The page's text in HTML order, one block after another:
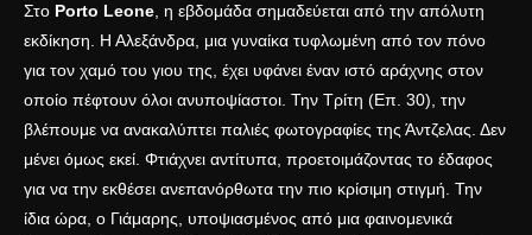
Στο Porto Leone, η εβδομάδα σημαδεύεται από την απόλυτη
εκδίκηση. Η Αλεξάνδρα, μια γυναίκα τυφλωμένη από τον πόνο
για τον χαμό του γιου της, έχει υφάνει έναν ιστό αράχνης στον
οποίο πέφτουν όλοι ανυποψίαστοι. Την Τρίτη (Επ. 30), την
βλέπουμε να ανακαλύπτει παλιές φωτογραφίες της Άντζελας. Δεν
μένει όμως εκεί. Φτιάχνει αντίτυπα, προετοιμάζοντας το έδαφος
για να την εκθέσει ανεπανόρθωτα την πιο κρίσιμη στιγμή. Την
ίδια ώρα, ο Γιάμαρης, υποψιασμένος από μια φαινομενικά